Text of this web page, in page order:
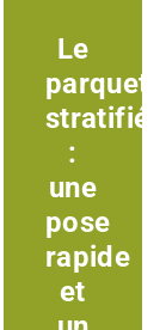
Le
parquet
stratifié
:
une
pose
rapide
et